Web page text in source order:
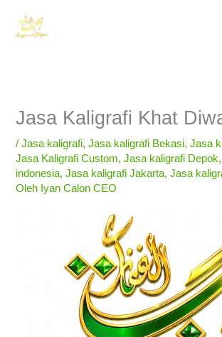
konten
Jasa Kaligrafi Khat
/Jasa kaligrafi,Jasa kaligrafi Bekasi,Jasa
Jasa Kaligrafi Custom,Jasa kaligrafi Depok
indonesia,Jasa kaligrafi Jakarta,Jasa
Oleh Iyan Calon CEO